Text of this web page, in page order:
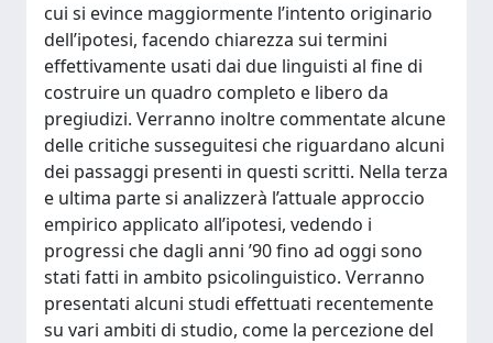
cui si evince maggiormente l’intento originario
dell’ipotesi, facendo chiarezza sui termini
effettivamente usati dai due linguisti al fine di
costruire un quadro completo e libero da
pregiudizi. Verranno inoltre commentate alcune
delle critiche susseguitesi che riguardano alcuni
dei passaggi presenti in questi scritti. Nella terza
e ultima parte si analizzerà l’attuale approccio
empirico applicato all’ipotesi, vedendo i
progressi che dagli anni ’90 fino ad oggi sono
stati fatti in ambito psicolinguistico. Verranno
presentati alcuni studi effettuati recentemente
su vari ambiti di studio, come la percezione del